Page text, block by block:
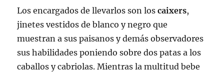
Los encargados de llevarlos son loscaixers,
jinetes vestidos de blanco y negro que
muestran a sus paisanos y demás observadores
sus habilidades poniendo sobre dos patas a los
caballos y cabriolas. Mientras la multitud bebe